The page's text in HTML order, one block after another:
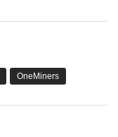
OneMiners